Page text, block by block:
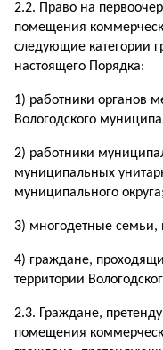
2.2. Право на
помещения
следующие категории
настоящего Порядка:
1) работники органов
Вологодского
2) работники
муниципальных
муниципального округа;
3) многодетные
4) граждане,
территории
2.3. Граждане,
помещения